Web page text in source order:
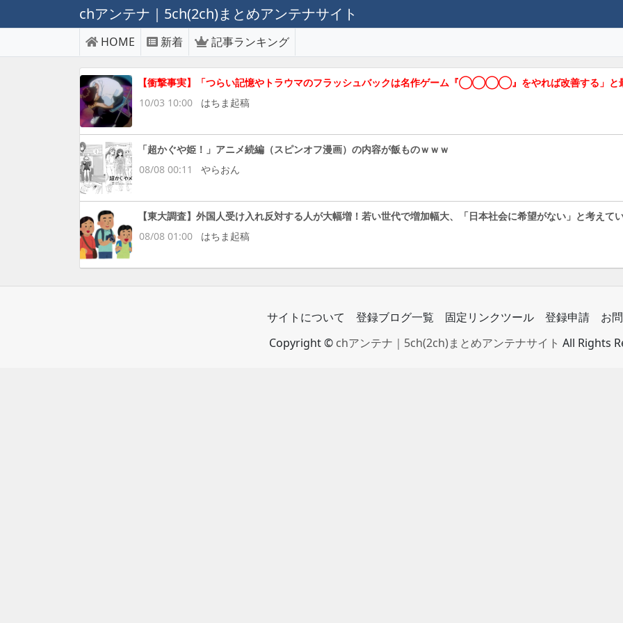
chアンテナ｜5ch(2ch)まとめアンテナサイト
HOME 新着 記事ランキング
【衝撃事実】「つらい記憶やトラウマのフラッシュバックは名作ゲーム『◯◯◯◯』をやれば改善する」と
10/03 10:00
はちま起稿
「超かぐや姫！」アニメ続編（スピンオフ漫画）の内容が飯ものｗｗｗ
08/08 00:11
やらおん
【東大調査】外国人受け入れ反対する人が大幅増！若い世代で増加幅大、「日本社会に希望がない」と考えて
08/08 01:00
はちま起稿
サイトについて 登録ブログ一覧 固定リンクツール 登録申請
お
Copyright © chアンテナ｜5ch(2ch)まとめアンテナサイト All Rights